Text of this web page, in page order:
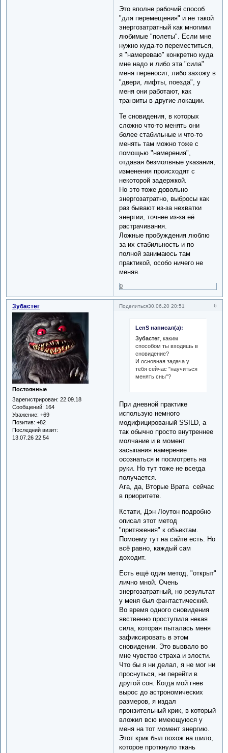
Это вполне рабочий способ
"для перемещения" и не такой
энергозатратный как многими
любимые "полеты". Если мне
нужно куда-то переместиться,
я "намереваю" конкретно куда
мне надо и либо эта "сила"
меня переносит, либо захожу в
"двери, лифты, поезда", у
меня они работают, как
транзиты в другие локации.
Те сновидения, в которых
сложно что-то менять они
более стабильные и что-то
менять там можно тоже с
помощью "намерения",
отдавая безмолвные указания,
изменения происходят с
некоторой задержкой.
Но это тоже довольно
энергозатратно, выбросы как
раз бывают из-за нехватки
энергии, точнее из-за её
растрачивания.
Ложные пробуждения люблю
за их стабильность и по
полной занимаюсь там
практикой, особо ничего не
меняя.
0
Поделиться 6
30.06.20 20:51
Зубастег
Постоянные
Зарегистрирован: 22.09.18
Сообщений: 164
Уважение: +69
Позитив: +82
Последний визит:
13.07.26 22:54
LenS написал(а):
Зубастег, каким
способом ты входишь в
сновидение?
И основная задача у
тебя сейчас "научиться
менять сны"?
При дневной практике
использую немного
модифицированый SSILD, а
так обычно просто внутреннее
молчание и в момент
засыпания намерение
осознаться и посмотреть на
руки. Но тут тоже не всегда
получается.
Ага, да, Вторые Врата сейчас
в приоритете.
Кстати, Дэн Лоутон подробно
описал этот метод
"притяжения" к объектам.
Помоему тут на сайте есть. Но
всё равно, каждый сам
доходит.
Есть ещё один метод, "открыт"
лично мной. Очень
энергозатратный, но результат
у меня был фантастический.
Во время одного сновидения
явственно проступила некая
сила, которая пыталась меня
зафиксировать в этом
сновидении. Это вызвало во
мне чувство страха и злости.
Что бы я ни делал, я не мог ни
проснуться, ни перейти в
другой сон. Когда мой гнев
вырос до астрономических
размеров, я издал
пронзительный крик, в который
вложил всю имеющуюся у
меня на тот момент энергию.
Этот крик был похож на шило,
которое проткнуло ткань